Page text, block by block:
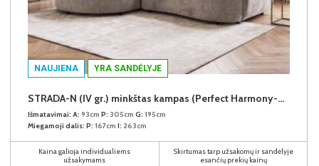
NAUJIENA YRA SANDĖLYJE
STRADA-N (IV gr.) minkštas kampas (Perfect Harmony-04) K
Išmatavimai: A: 93cm P: 305cm G: 195cm
Miegamoji dalis: P: 167cm I: 263cm
Kaina galioja individualiems
užsakymams
Skirtumas tarp užsakomų ir sandėlyje
esančių prekių kainų